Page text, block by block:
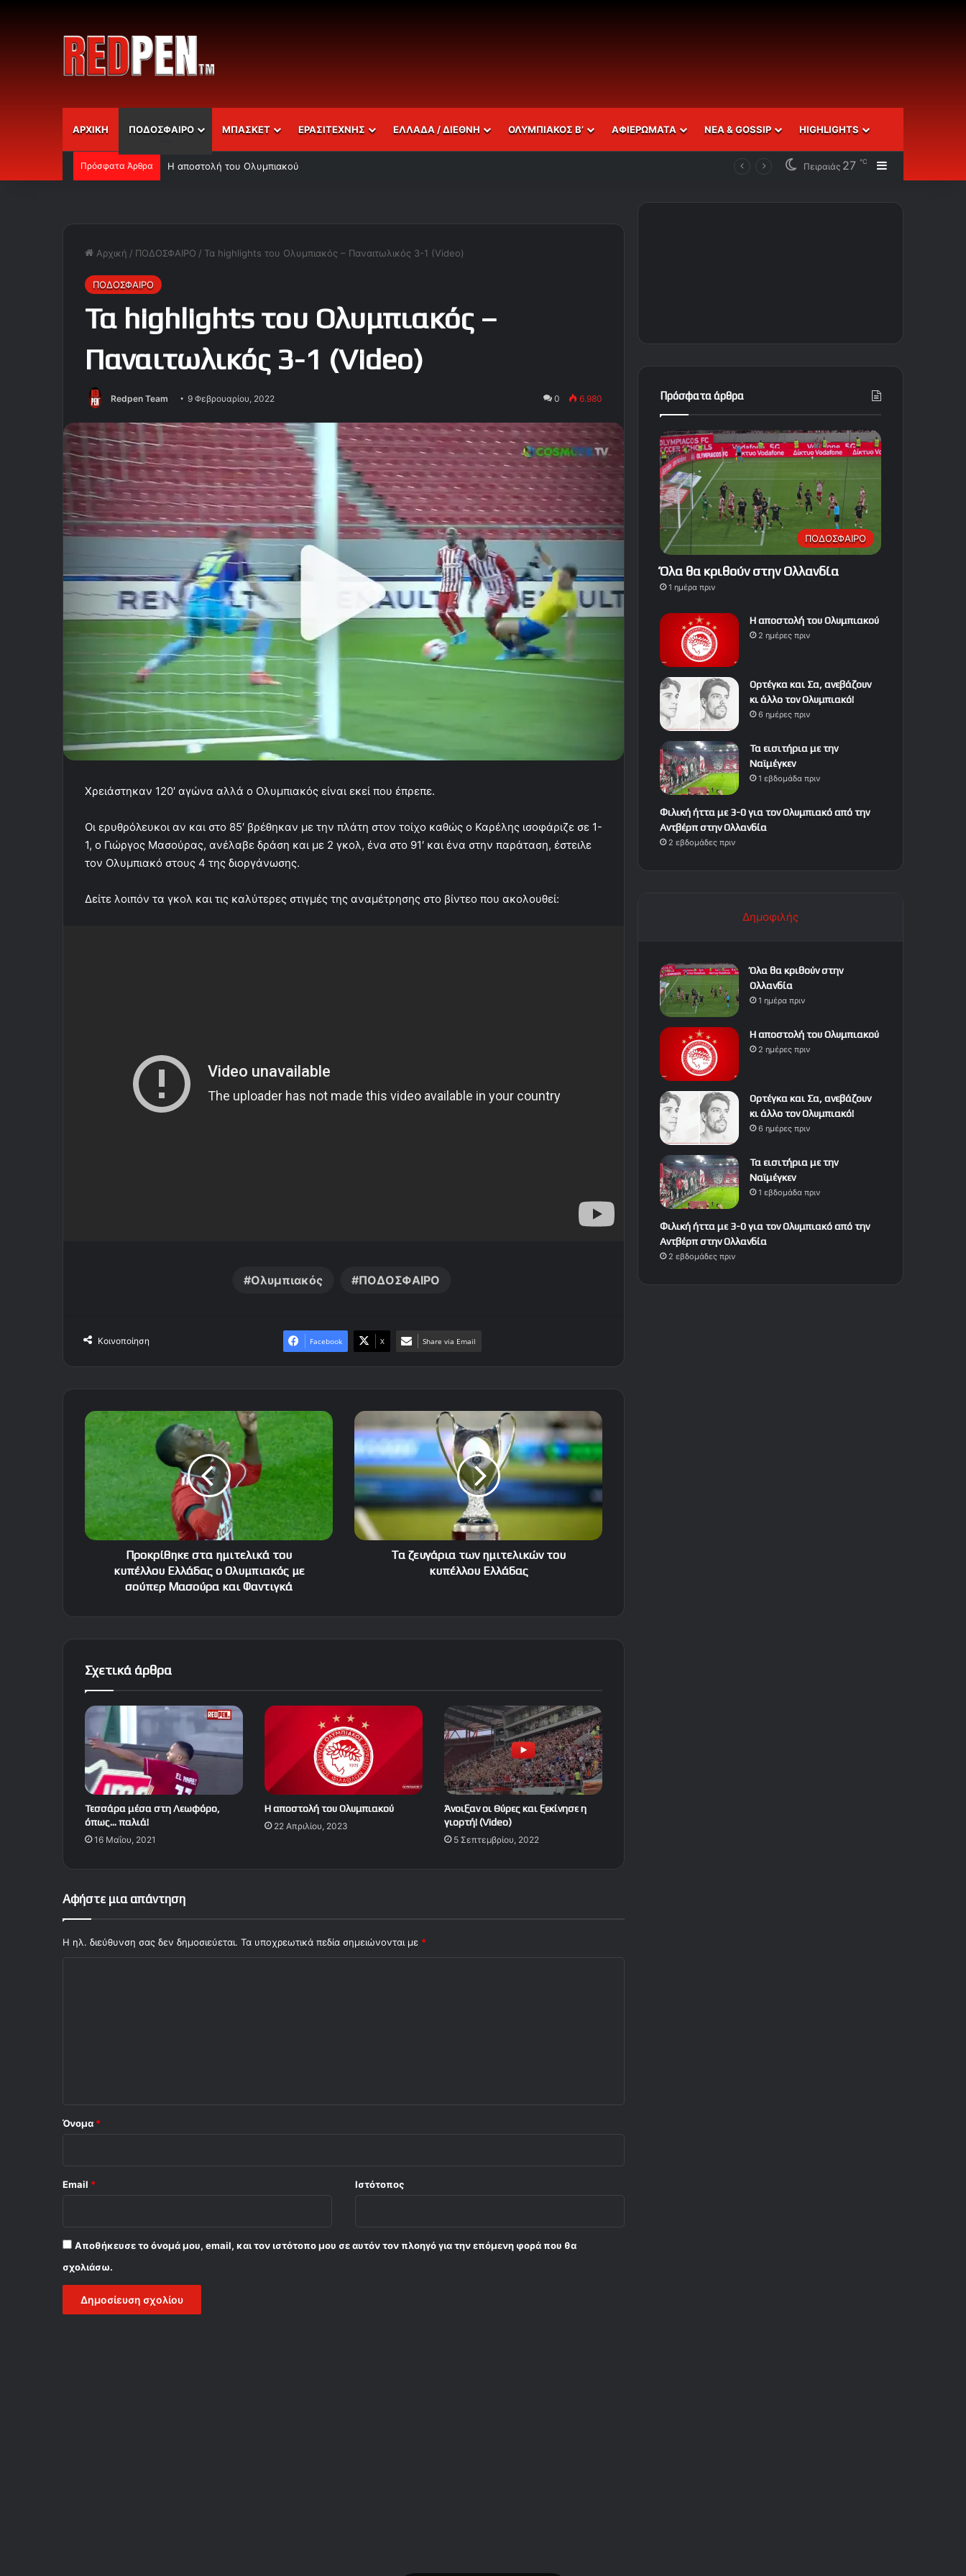
ΑΡΧΙΚΗ ΠΟΔΟΣΦΑΙΡΟ ΜΠΑΣΚΕΤ ΕΡΑΣΙΤΕΧΝΗΣ ΕΛΛΑΔΑ / ΔΙΕΘΝΗ ΟΛΥΜΠΙΑΚΟΣ Β’ ΑΦΙΕΡΩΜΑΤΑ ΝΕΑ & GOSSIP HIGHLIGHTS
Πρόσφατα Άρθρα Η αποστολή του Ολυμπιακού Πειραιάς 27 ℃ Sidebar
Αρχική / ΠΟΔΟΣΦΑΙΡΟ / Τα highlights του Ολυμπιακός – Παναιτωλικός 3-1 (Video)
ΠΟΔΟΣΦΑΙΡΟ
Τα highlights του Ολυμπιακός –
Παναιτωλικός 3-1 (Video)
Redpen Team 9 Φεβρουαρίου, 2022 0 6.980
Χρειάστηκαν 120′ αγώνα αλλά ο Ολυμπιακός είναι εκεί που έπρεπε.
Οι ερυθρόλευκοι αν και στο 85′ βρέθηκαν με την πλάτη στον τοίχο καθώς ο Καρέλης ισοφάριζε σε 1-
1, ο Γιώργος Μασούρας, ανέλαβε δράση και με 2 γκολ, ένα στο 91′ και ένα στην παράταση, έστειλε
τον Ολυμπιακό στους 4 της διοργάνωσης.
Δείτε λοιπόν τα γκολ και τις καλύτερες στιγμές της αναμέτρησης στο βίντεο που ακολουθεί:
Ολυμπιακός ΠΟΔΟΣΦΑΙΡΟ
Κοινοποίηση Facebook X Share via Email
Προκρίθηκε
ημιτελικά
κυπέλλου
Ολυμπιακός
με
Μασούρα
Προκρίθηκε στα ημιτελικά του
κυπέλλου Ελλάδας ο Ολυμπιακός με
σούπερ Μασούρα και Φαντιγκά
Τα
ζευγάρια
των
ημιτελικών
του
κυπέλλου
Ελλάδας
Τα ζευγάρια των ημιτελικών του
κυπέλλου Ελλάδας
Σχετικά άρθρα
Τεσσάρα μέσα στη Λεωφόρο,
όπως… παλιά!
16 Μαΐου, 2021
Η αποστολή του Ολυμπιακού
22 Απριλίου, 2023
Άνοιξαν οι Θύρες και ξεκίνησε η
γιορτή! (Video)
5 Σεπτεμβρίου, 2022
Αφήστε μια απάντηση
Η ηλ. διεύθυνση σας δεν δημοσιεύεται. Τα υποχρεωτικά πεδία σημειώνονται με *
Όνομα *
Email * Ιστότοπος
Αποθήκευσε το όνομά μου, email, και τον ιστότοπο μου σε αυτόν τον πλοηγό για την επόμενη φορά που θα
σχολιάσω.
Πρόσφατα άρθρα
ΠΟΔΟΣΦΑΙΡΟ
Όλα θα κριθούν στην Ολλανδία
1 ημέρα πριν
Η αποστολή του Ολυμπιακού
2 ημέρες πριν
Ορτέγκα και Σα, ανεβάζουν
κι άλλο τον Ολυμπιακό!
6 ημέρες πριν
Τα εισιτήρια με την
Ναϊμέγκεν
1 εβδομάδα πριν
Φιλική ήττα με 3-0 για τον Ολυμπιακό από την
Αντβέρπ στην Ολλανδία
2 εβδομάδες πριν
Δημοφιλής
Όλα θα κριθούν στην
Ολλανδία
1 ημέρα πριν
Η αποστολή του Ολυμπιακού
2 ημέρες πριν
Ορτέγκα και Σα, ανεβάζουν
κι άλλο τον Ολυμπιακό!
6 ημέρες πριν
Τα εισιτήρια με την
Ναϊμέγκεν
1 εβδομάδα πριν
Φιλική ήττα με 3-0 για τον Ολυμπιακό από την
Αντβέρπ στην Ολλανδία
2 εβδομάδες πριν